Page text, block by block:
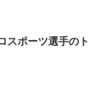
スポーツ選手のト